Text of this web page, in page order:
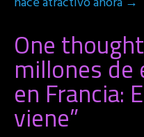
One
millones de
en Francia:
viene”